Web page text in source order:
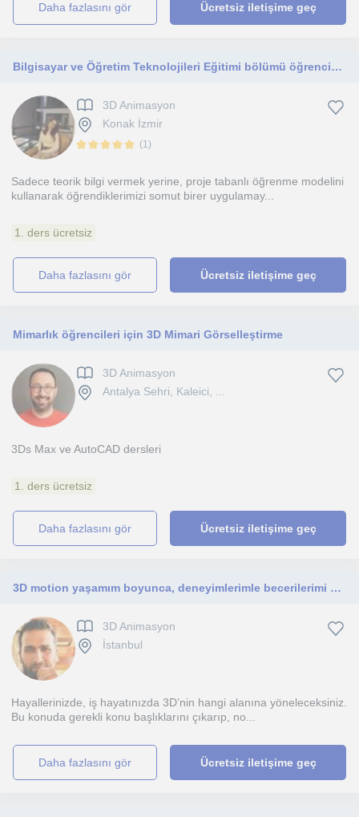
daha fazlasını gör Ücretsiz iletişime geç
Bilgisayar ve Öğretim Teknolojileri Eğitimi bölümü öğrencisiyim. Dijital dünyayı bilinçli kullanmayı amaçlayan öğrenciye yönelik
3D Animasyon
Konak İzmir
(1)
Sadece teorik bilgi vermek yerine, proje tabanlı öğrenme modelini
kullanarak öğrendiklerimizi somut birer uygulamay...
1. ders ücretsiz
daha fazlasını gör Ücretsiz iletişime geç
Mimarlık öğrencileri için 3D Mimari Görselleştirme
3D Animasyon
Antalya Sehri, Kaleici, ...
3Ds Max ve AutoCAD dersleri
1. ders ücretsiz
daha fazlasını gör Ücretsiz iletişime geç
3D motion yaşamım boyunca, deneyimlerimle becerilerimi sizlere aktarmak istiyorum.
3D Animasyon
İstanbul
Hayallerinizde, iş hayatınızda 3D’nin hangi alanına yöneleceksiniz.
Bu konuda gerekli konu başlıklarını çıkarıp, no...
daha fazlasını gör Ücretsiz iletişime geç